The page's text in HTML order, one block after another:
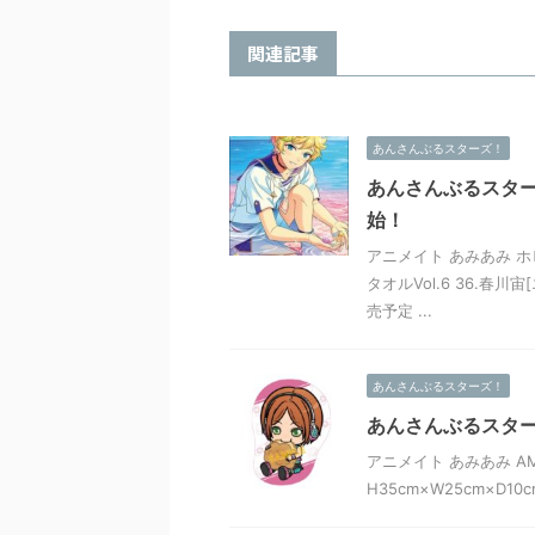
関連記事
あんさんぶるスターズ！
あんさんぶるスタ
始！
アニメイト あみあみ
タオルVol.6 36.春川宙
売予定 ...
あんさんぶるスターズ！
あんさんぶるスタ
アニメイト あみあみ